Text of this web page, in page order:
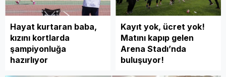
Hayat kurtaran baba,
kızını kortlarda
şampiyonluğa
hazırlıyor
Kayıt yok, ücret yok!
Matını kapıp gelen
Arena Stadı’nda
buluşuyor!